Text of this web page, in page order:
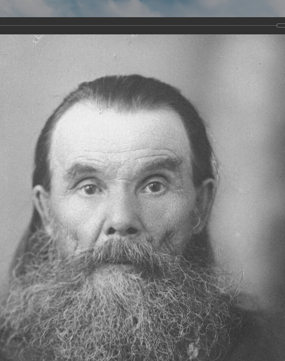
Земли
Сайт создан по
и
Наследники Галерея
Главная Галерея Храмы-мученики Архангельска Храм Всех
Священники церкви
Священники церкви Всех Святых
19.05.2016